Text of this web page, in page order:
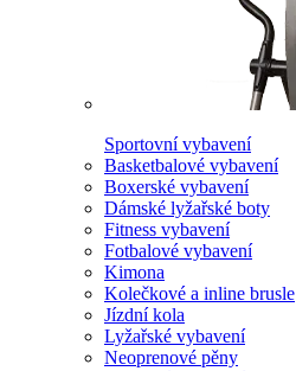
Sportovní vybavení
Basketbalové vybavení
Boxerské vybavení
Dámské lyžařské boty
Fitness vybavení
Fotbalové vybavení
Kimona
Kolečkové a inline brusle
Jízdní kola
Lyžařské vybavení
Neoprenové pěny